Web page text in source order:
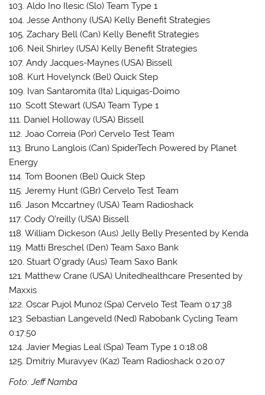
103. Aldo Ino Ilesic (Slo) Team Type 1
104. Jesse Anthony (USA) Kelly Benefit Strategies
105. Zachary Bell (Can) Kelly Benefit Strategies
106. Neil Shirley (USA) Kelly Benefit Strategies
107. Andy Jacques-Maynes (USA) Bissell
108. Kurt Hovelynck (Bel) Quick Step
109. Ivan Santaromita (Ita) Liquigas-Doimo
110. Scott Stewart (USA) Team Type 1
111. Daniel Holloway (USA) Bissell
112. Joao Correia (Por) Cervelo Test Team
113. Bruno Langlois (Can) SpiderTech Powered by Planet
Energy
114. Tom Boonen (Bel) Quick Step
115. Jeremy Hunt (GBr) Cervelo Test Team
116. Jason Mccartney (USA) Team Radioshack
117. Cody O’reilly (USA) Bissell
118. William Dickeson (Aus) Jelly Belly Presented by Kenda
119. Matti Breschel (Den) Team Saxo Bank
120. Stuart O’grady (Aus) Team Saxo Bank
121. Matthew Crane (USA) Unitedhealthcare Presented by
Maxxis
122. Oscar Pujol Munoz (Spa) Cervelo Test Team 0:17:38
123. Sebastian Langeveld (Ned) Rabobank Cycling Team
0:17:50
124. Javier Megias Leal (Spa) Team Type 1 0:18:08
125. Dmitriy Muravyev (Kaz) Team Radioshack 0:20:07
Foto: Jeff Namba